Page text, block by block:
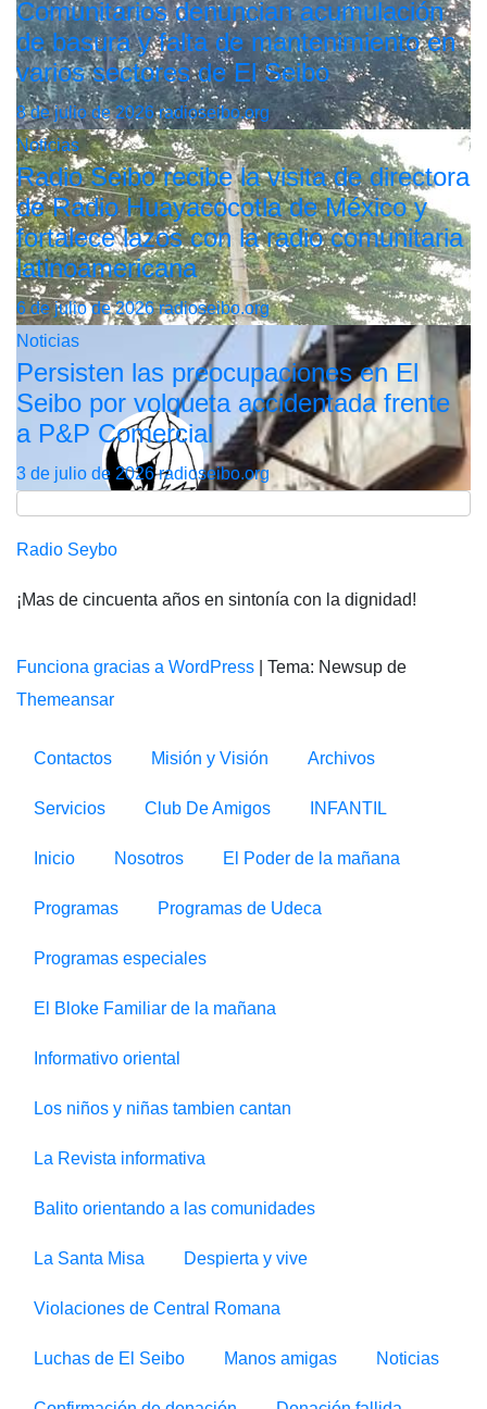
Comunitarios denuncian acumulación
de basura y falta de mantenimiento en
varios sectores de El Seibo
8 de julio de 2026radioseibo.org
Noticias
Radio Seibo recibe la visita de directora
de Radio Huayacocotla de México y
fortalece lazos con la radio comunitaria
latinoamericana
6 de julio de 2026radioseibo.org
Noticias
Persisten las preocupaciones en El
Seibo por volqueta accidentada frente
a P&P Comercial
3 de julio de 2026radioseibo.org
Radio Seybo
¡Mas de cincuenta años en sintonía con la dignidad!
Funciona gracias a WordPress
Tema: Newsup de
Themeansar
Contactos Misión y Visión Archivos
Servicios Club De Amigos INFANTIL
Inicio Nosotros El Poder de la mañana
Programas Programas de Udeca
Programas especiales
El Bloke Familiar de la mañana
Informativo oriental
Los niños y niñas tambien cantan
La Revista informativa
Balito orientando a las comunidades
La Santa Misa Despierta y vive
Violaciones de Central Romana
Luchas de El Seibo Manos amigas Noticias